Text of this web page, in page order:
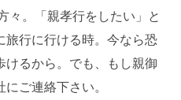
々。「親孝行をしたい」と
旅行に行ける時。今なら恐
けるから。でも、もし親御
ご連絡下さい。